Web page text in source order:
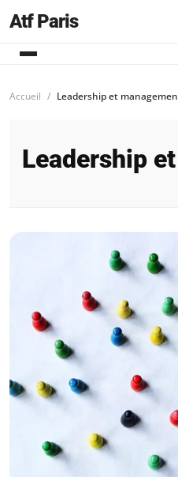
Atf Paris
Accueil Leadership et
Leadership